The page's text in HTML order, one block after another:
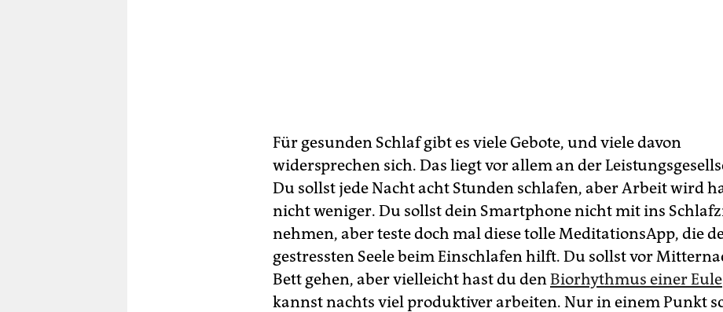
Für gesunden Schlaf gibt es viele Gebote, und viele davon
widersprechen sich. Das liegt vor allem an der
Du sollst jede Nacht acht Stunden schlafen, aber Arbeit wird
nicht weniger. Du sollst dein Smartphone nicht mit ins
nehmen, aber teste doch mal diese tolle MeditationsApp, die
gestressten Seele beim Einschlafen hilft. Du sollst vor
Bett gehen, aber vielleicht hast du denBiorhythmus einer Eule
kannst nachts viel produktiver arbeiten. Nur in einem Punkt